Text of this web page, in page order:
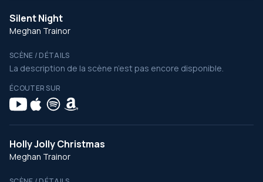
Silent Night
Meghan Trainor
SCÈNE / DÉTAILS
La description de la scène n’est pas encore disponible.
ÉCOUTER SUR
Holly Jolly Christmas
Meghan Trainor